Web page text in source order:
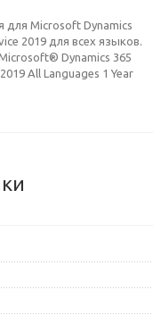
для Microsoft Dynamics
2019 для всех языков.
Dynamics 365
All Languages 1 Year